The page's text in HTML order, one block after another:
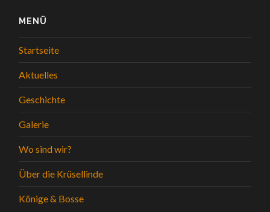
MENÜ
Startseite
Aktuelles
Geschichte
Galerie
Wo sind wir?
Über die Krüsellinde
Könige & Bosse